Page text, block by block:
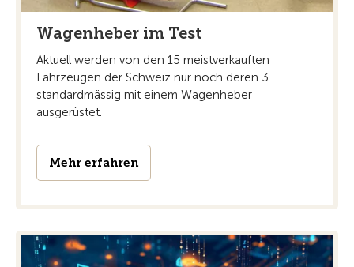
Wagenheber im Test
Aktuell werden von den 15 meistverkauften
Fahrzeugen der Schweiz nur noch deren 3
standardmässig mit einem Wagenheber
ausgerüstet.
Mehr erfahren